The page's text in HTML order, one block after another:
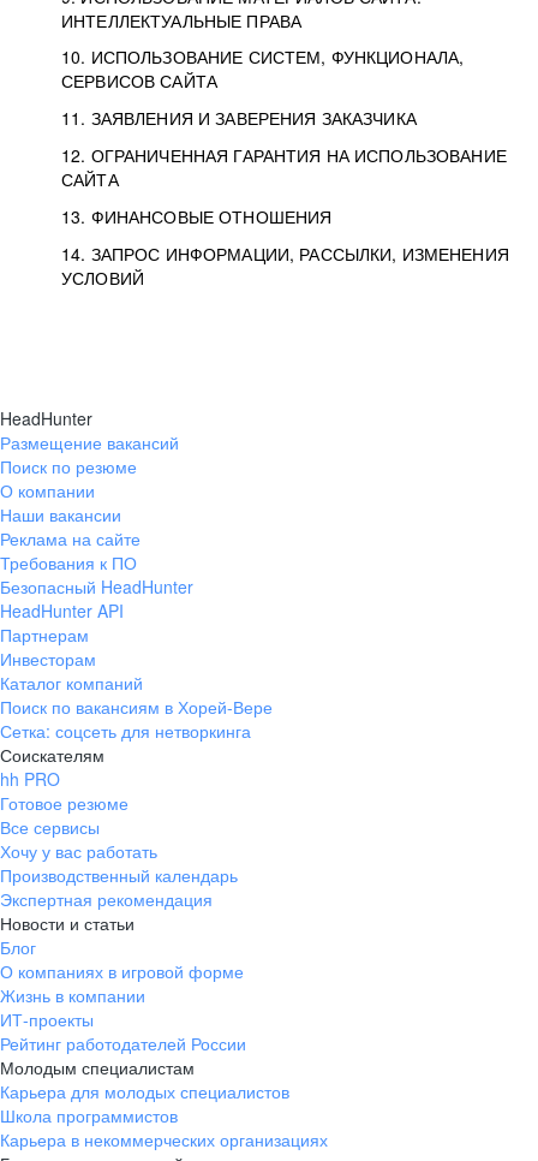
ИНТЕЛЛЕКТУАЛЬНЫЕ ПРАВА
10. ИСПОЛЬЗОВАНИЕ СИСТЕМ, ФУНКЦИОНАЛА,
СЕРВИСОВ САЙТА
11. ЗАЯВЛЕНИЯ И ЗАВЕРЕНИЯ ЗАКАЗЧИКА
12. ОГРАНИЧЕННАЯ ГАРАНТИЯ НА ИСПОЛЬЗОВАНИЕ
САЙТА
13. ФИНАНСОВЫЕ ОТНОШЕНИЯ
14. ЗАПРОС ИНФОРМАЦИИ, РАССЫЛКИ, ИЗМЕНЕНИЯ
УСЛОВИЙ
HeadHunter
Размещение вакансий
Поиск по резюме
О компании
Наши вакансии
Реклама на сайте
Требования к ПО
Безопасный HeadHunter
HeadHunter API
Партнерам
Инвесторам
Каталог компаний
Поиск по вакансиям в Хорей-Вере
Сетка: соцсеть для нетворкинга
Соискателям
hh PRO
Готовое резюме
Все сервисы
Хочу у вас работать
Производственный календарь
Экспертная рекомендация
Новости и статьи
Блог
О компаниях в игровой форме
Жизнь в компании
ИТ-проекты
Рейтинг работодателей России
Молодым специалистам
Карьера для молодых специалистов
Школа программистов
Карьера в некоммерческих организациях